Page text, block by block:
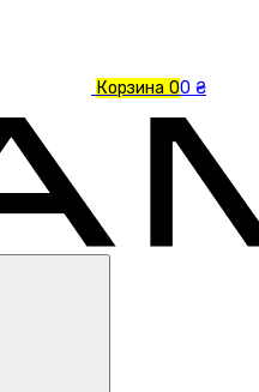
Корзина 00 ₴